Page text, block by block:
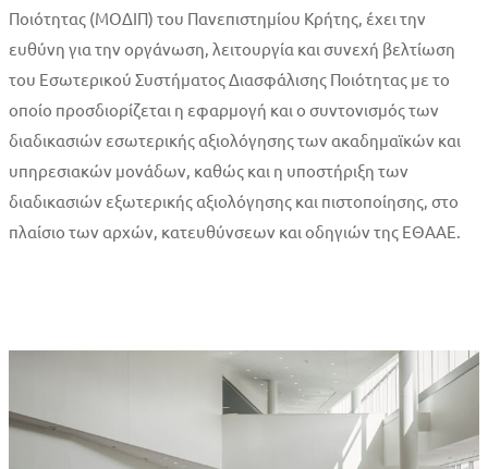
Ποιότητας (ΜΟΔΙΠ) του Πανεπιστημίου Κρήτης, έχει την
ευθύνη για την οργάνωση, λειτουργία και συνεχή βελτίωση
του Εσωτερικού Συστήματος Διασφάλισης Ποιότητας με το
οποίο προσδιορίζεται η εφαρμογή και ο συντονισμός των
διαδικασιών εσωτερικής αξιολόγησης των ακαδημαϊκών και
υπηρεσιακών μονάδων, καθώς και η υποστήριξη των
διαδικασιών εξωτερικής αξιολόγησης και πιστοποίησης, στο
πλαίσιο των αρχών, κατευθύνσεων και οδηγιών της ΕΘΑΑΕ.